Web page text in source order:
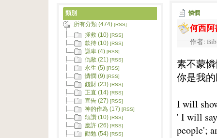
憐憫
何西阿
作者:
素不蒙
你是我
I will
' I will
people';
類別
所有分類 (474) [RSS]
拯救 (10) [RSS]
款待 (10) [RSS]
謙卑 (4) [RSS]
仇敵 (21) [RSS]
永生 (5) [RSS]
憐憫 (9) [RSS]
錢財 (23) [RSS]
正直 (14) [RSS]
宣告 (27) [RSS]
神的作為 (17) [RSS]
頌讚 (10) [RSS]
應許 (26) [RSS]
勸勉 (54) [RSS]